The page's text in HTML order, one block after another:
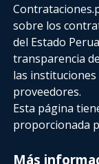
sobre los
del Estado
transparencia
las
proveedores.
Esta página
proporcionada
Más